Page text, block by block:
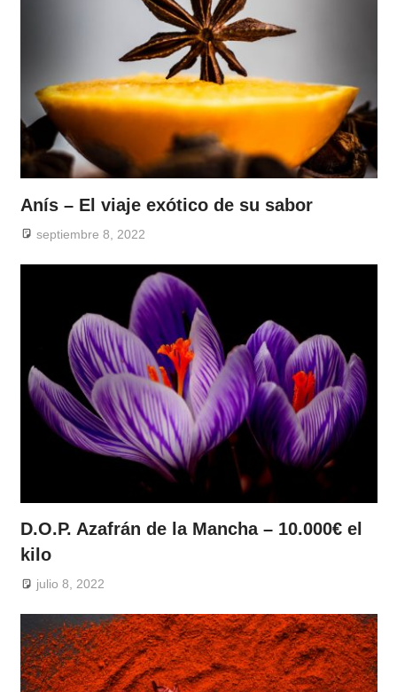
Anís – El viaje exótico de su sabor
septiembre 8, 2022
D.O.P. Azafrán de la Mancha – 10.000€ el
kilo
julio 8, 2022